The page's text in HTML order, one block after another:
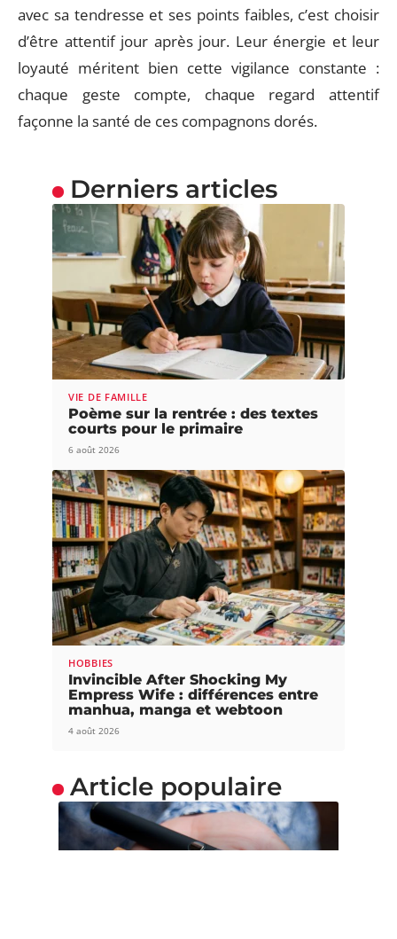
avec sa tendresse et ses points faibles, c’est choisir
d’être attentif jour après jour. Leur énergie et leur
loyauté méritent bien cette vigilance constante :
chaque geste compte, chaque regard attentif
façonne la santé de ces compagnons dorés.
Derniers articles
VIE DE FAMILLE
Poème sur la rentrée : des textes
courts pour le primaire
6 août 2026
HOBBIES
Invincible After Shocking My
Empress Wife : différences entre
manhua, manga et webtoon
4 août 2026
Article populaire